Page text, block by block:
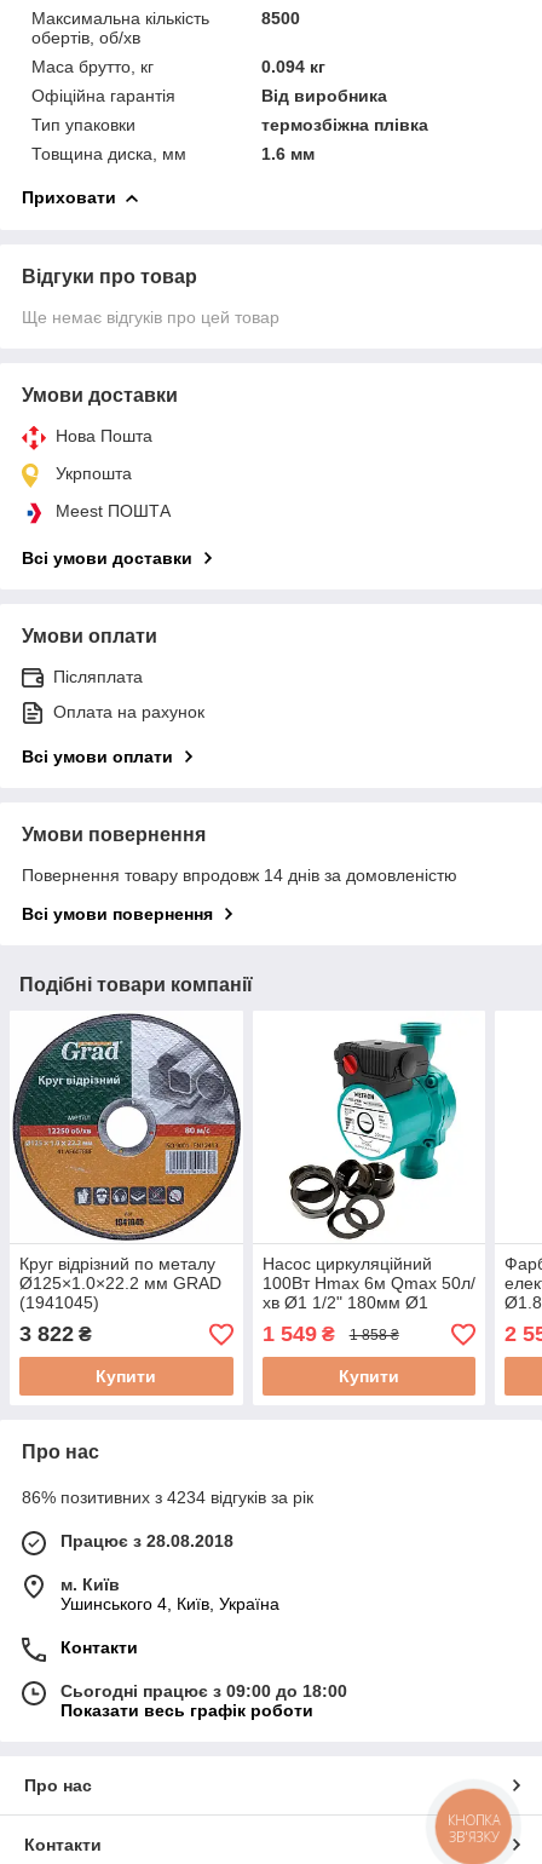
Максимальна кількість
обертів, об/хв
8500
Маса брутто, кг
0.094 кг
Офіційна гарантія
Від виробника
Тип упаковки
термозбіжна плівка
Товщина диска, мм
1.6 мм
Приховати
Відгуки про товар
Ще немає відгуків про цей товар
Умови доставки
Нова Пошта
Укрпошта
Meest ПОШТА
Всі умови доставки
Умови оплати
Післяплата
Оплата на рахунок
Всі умови оплати
Умови повернення
Повернення товару впродовж 14 днів за домовленістю
Всі умови повернення
Подібні товари компанії
Круг відрізний по металу
Ø125×1.0×22.2 мм GRAD
(1941045)
3 822 ₴
Купити
Насос циркуляційний
100Вт Hmax 6м Qmax 50л/
хв Ø1 1/2" 180мм Ø1
WETRON (774332)
1 549₴ 1 858 ₴
Купити
2
Про нас
86% позитивних з 4234 відгуків за рік
Працює з 28.08.2018
м. Київ
Ушинського 4, Київ, Україна
Контакти
Сьогодні працює з 09:00 до 18:00
Показати весь графік роботи
Про нас
Контакти
КНОПКА
ЗВ'ЯЗКУ